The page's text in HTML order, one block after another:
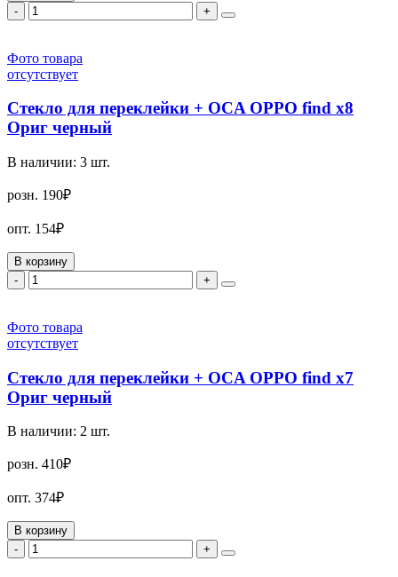
-
+
Фото товара
отсутствует
Стекло для переклейки + OCA OPPO find x8
Ориг черный
В наличии: 3 шт.
розн. 190₽
опт. 154₽
В корзину
-
+
Фото товара
отсутствует
Стекло для переклейки + OCA OPPO find x7
Ориг черный
В наличии: 2 шт.
розн. 410₽
опт. 374₽
В корзину
-
+